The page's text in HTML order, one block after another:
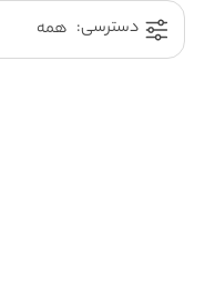
دسترسی: